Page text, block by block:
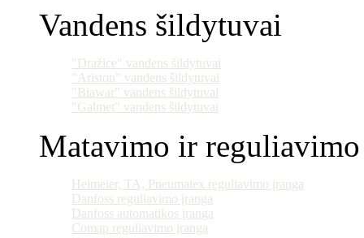
Vandens šildytuvai
"Dražice" vandens šildytuvai
"Ariston" vandens šildytuvai
"Biawar" vandens šildytuvai
"Galmet" vandens šildytuvai
Matavimo ir
Heimeier, TA, Pneumatex reguliavimo įranga
Danfoss reguliavimo įranga
Danfoss automatikos įranga
Comap reguliavimo įranga